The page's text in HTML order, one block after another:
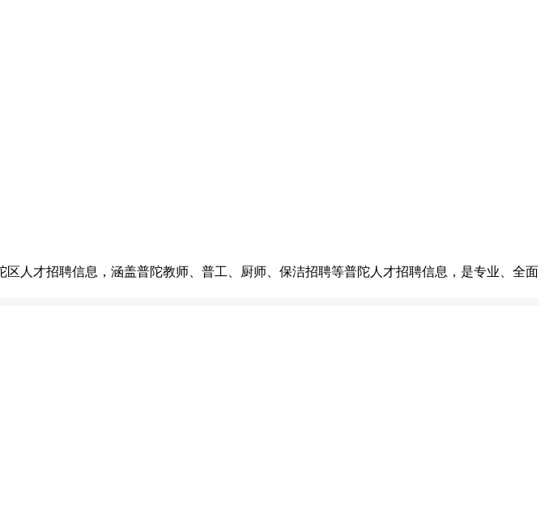
人才招聘信息，涵盖普陀教师、普工、厨师、保洁招聘等普陀人才招聘信息，是专业、全面